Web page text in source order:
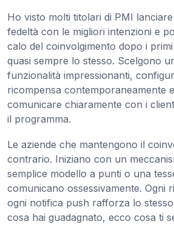
Ho visto molti titolari di PMI
fedeltà con le migliori intenzioni e
calo del coinvolgimento dopo i
quasi sempre lo stesso. Scelgono
funzionalità impressionanti,
ricompensa contemporaneamente
comunicare chiaramente con i
il programma.
Le aziende che mantengono il
contrario. Iniziano con un
semplice modello a punti o una
comunicano ossessivamente. Ogni
ogni notifica push rafforza lo
cosa hai guadagnato, ecco cosa ti